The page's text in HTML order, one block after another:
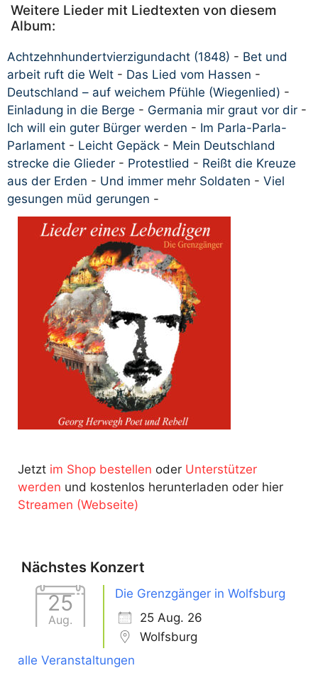
Weitere Lieder mit Liedtexten von diesem
Album:
Achtzehnhundertvierzigundacht (1848) - Bet und
arbeit ruft die Welt - Das Lied vom Hassen -
Deutschland – auf weichem Pfühle (Wiegenlied) -
Einladung in die Berge - Germania mir graut vor dir -
Ich will ein guter Bürger werden - Im Parla-Parla-
Parlament - Leicht Gepäck - Mein Deutschland
strecke die Glieder - Protestlied - Reißt die Kreuze
aus der Erden - Und immer mehr Soldaten - Viel
gesungen müd gerungen -
Jetzt im Shop bestellen oder Unterstützer
werden und kostenlos herunterladen oder hier
Streamen (Webseite)
Nächstes Konzert
25
Aug.
Die Grenzgänger in Wolfsburg
25 Aug. 26
Wolfsburg
alle Veranstaltungen